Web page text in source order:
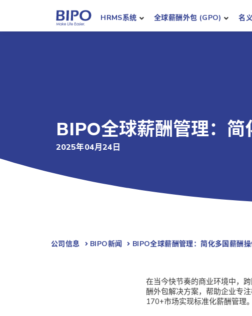
HRMS系统 全球薪酬外包 (GPO) 名
BIPO全球薪酬管理：
2025年04月24日
公司信息 BIPO新闻​ BIPO全球薪酬管理：简化多国薪酬
在当今快节奏的商业环境中，
酬外包解决方案，帮助企业专
170+市场实现标准化薪酬管理。